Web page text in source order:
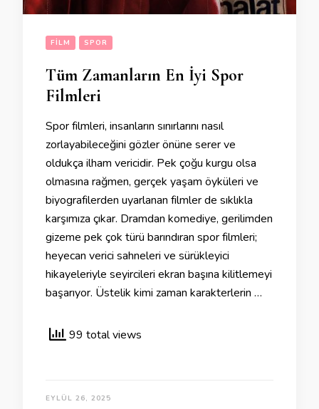
FILM SPOR
Tüm Zamanların En İyi Spor
Filmleri
Spor filmleri, insanların sınırlarını nasıl
zorlayabileceğini gözler önüne serer ve
oldukça ilham vericidir. Pek çoğu kurgu olsa
olmasına rağmen, gerçek yaşam öyküleri ve
biyografilerden uyarlanan filmler de sıklıkla
karşımıza çıkar. Dramdan komediye, gerilimden
gizeme pek çok türü barındıran spor filmleri;
heyecan verici sahneleri ve sürükleyici
hikayeleriyle seyircileri ekran başına kilitlemeyi
başarıyor. Üstelik kimi zaman karakterlerin …
99 total views
EYLÜL 26, 2025